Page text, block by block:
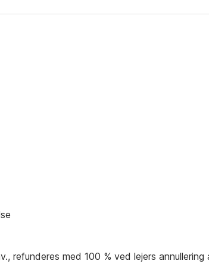
refunderes med 100 % ved lejers annullering